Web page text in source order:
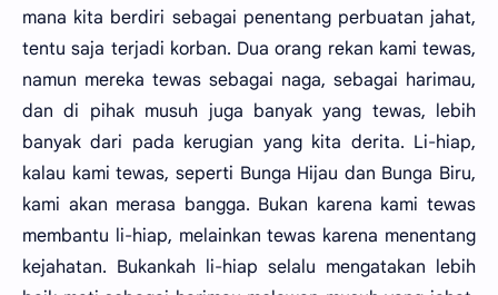
mana kita berdiri sebagai penentang perbuatan jahat,
tentu saja terjadi korban. Dua orang rekan kami tewas,
namun mereka tewas sebagai naga, sebagai harimau,
dan di pihak musuh juga banyak yang tewas, lebih
banyak dari pada kerugian yang kita derita. Li-hiap,
kalau kami tewas, seperti Bunga Hijau dan Bunga Biru,
kami akan merasa bangga. Bukan karena kami tewas
membantu li-hiap, melainkan tewas karena menentang
kejahatan. Bukankah li-hiap selalu mengatakan lebih